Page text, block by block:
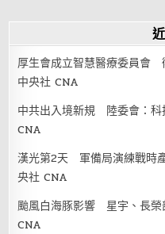
厚生會成立智慧醫療委員會
中央社 CNA
中共出入境新規 陸委會：
CNA
漢光第2天 軍備局演練戰時
央社 CNA
颱風白海豚影響 星宇、長榮
CNA